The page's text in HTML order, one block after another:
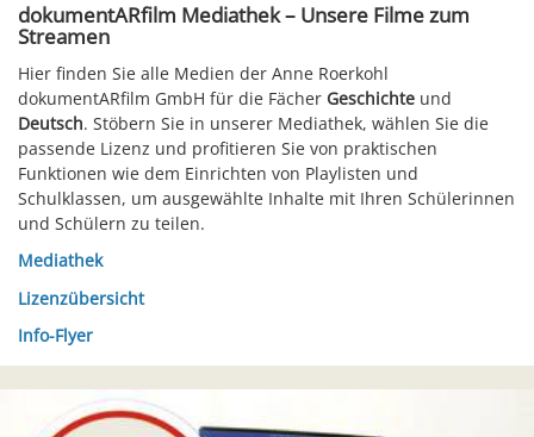
dokumentARfilm Mediathek – Unsere Filme zum
Streamen
Hier finden Sie alle Medien der Anne Roerkohl
dokumentARfilm GmbH für die Fächer Geschichte und
Deutsch. Stöbern Sie in unserer Mediathek, wählen Sie die
passende Lizenz und profitieren Sie von praktischen
Funktionen wie dem Einrichten von Playlisten und
Schulklassen, um ausgewählte Inhalte mit Ihren Schülerinnen
und Schülern zu teilen.
Mediathek
Lizenzübersicht
Info-Flyer